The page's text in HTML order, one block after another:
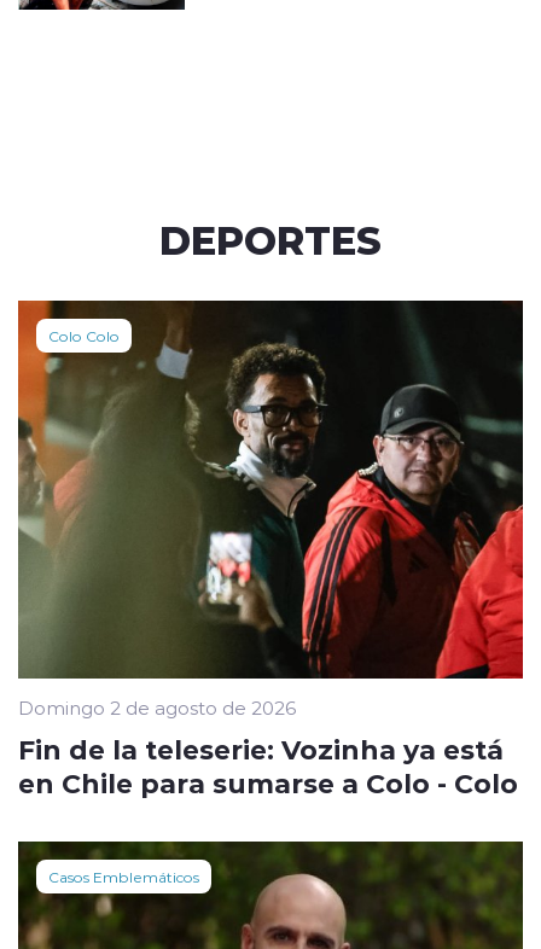
DEPORTES
Colo Colo
Domingo 2 de agosto de 2026
Fin de la teleserie: Vozinha ya está
en Chile para sumarse a Colo - Colo
Casos Emblemáticos